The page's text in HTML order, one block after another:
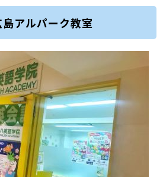
アルパーク教室